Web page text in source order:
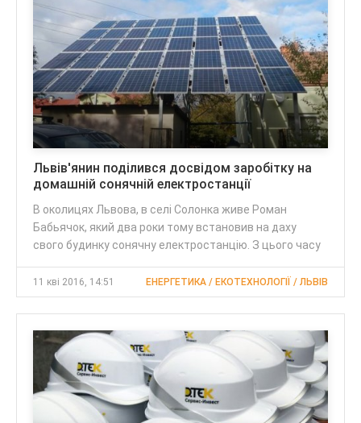
Львів'янин поділився досвідом заробітку на
домашній сонячній електростанції
В околицях Львова, в селі Солонка живе Роман
Бабьячок, який два роки тому встановив на даху
свого будинку сонячну електростанцію. З цього часу
11 кві 2016, 14:51 ЕНЕРГЕТИКА / ЕКОТЕХНОЛОГІЇ / ЛЬВІВ